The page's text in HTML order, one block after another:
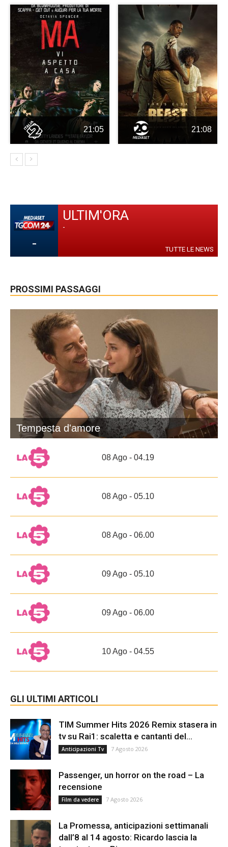
21:05 21:08
-
ULTIM'ORA
-
TUTTE LE NEWS
PROSSIMI PASSAGGI
Tempesta d'amore
08 Ago - 04.19
08 Ago - 05.10
08 Ago - 06.00
09 Ago - 05.10
09 Ago - 06.00
10 Ago - 04.55
GLI ULTIMI ARTICOLI
TIM Summer Hits 2026 Remix stasera in
tv su Rai1: scaletta e cantanti del...
Anticipazioni Tv 7 Agosto 2026
Passenger, un horror on the road – La
recensione
Film da vedere 7 Agosto 2026
La Promessa, anticipazioni settimanali
dall’8 al 14 agosto: Ricardo lascia la